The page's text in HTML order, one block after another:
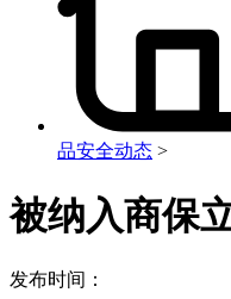
品安全动态 >
被纳入商保
发布时间：